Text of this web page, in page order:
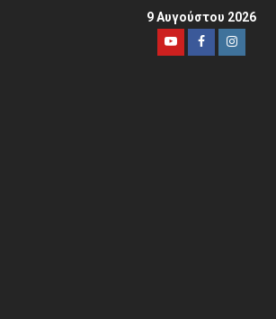
9 Αυγούστου 2026